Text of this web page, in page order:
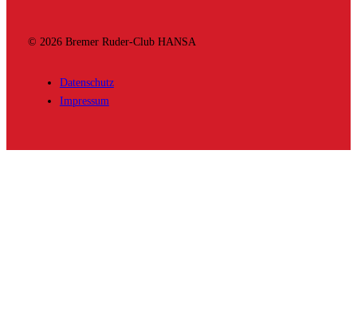
© 2026 Bremer Ruder-Club HANSA
Datenschutz
Impressum